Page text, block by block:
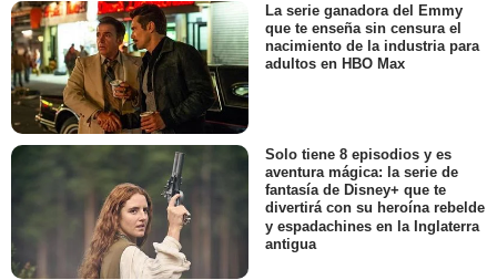
La serie ganadora del Emmy
que te enseña sin censura el
nacimiento de la industria para
adultos en HBO Max
Solo tiene 8 episodios y es
aventura mágica: la serie de
fantasía de Disney+ que te
divertirá con su heroína rebelde
y espadachines en la Inglaterra
antigua